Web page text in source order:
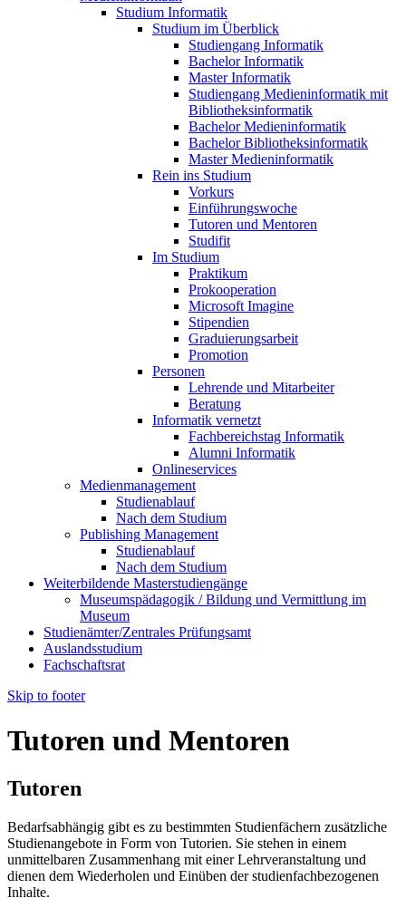
Studium Informatik
Studium im Überblick
Studiengang Informatik
Bachelor Informatik
Master Informatik
Studiengang Medieninformatik mit
Bibliotheksinformatik
Bachelor Medieninformatik
Bachelor Bibliotheksinformatik
Master Medieninformatik
Rein ins Studium
Vorkurs
Einführungswoche
Tutoren und Mentoren
Studifit
Im Studium
Praktikum
Prokooperation
Microsoft Imagine
Stipendien
Graduierungsarbeit
Promotion
Personen
Lehrende und Mitarbeiter
Beratung
Informatik vernetzt
Fachbereichstag Informatik
Alumni Informatik
Onlineservices
Medienmanagement
Studienablauf
Nach dem Studium
Publishing Management
Studienablauf
Nach dem Studium
Weiterbildende Masterstudiengänge
Museumspädagogik / Bildung und Vermittlung im
Museum
Studienämter/Zentrales Prüfungsamt
Auslandsstudium
Fachschaftsrat
Skip to footer
Tutoren und Mentoren
Tutoren
Bedarfsabhängig gibt es zu bestimmten Studienfächern zusätzliche
Studienangebote in Form von Tutorien. Sie stehen in einem
unmittelbaren Zusammenhang mit einer Lehrveranstaltung und
dienen dem Wiederholen und Einüben der studienfachbezogenen
Inhalte.